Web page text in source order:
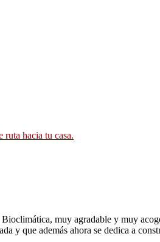
ruta hacia tu casa.
muy agradable y muy
y que además ahora se dedica a